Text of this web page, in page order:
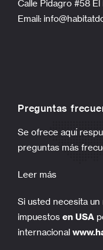
Calle Pidagro #58 El
Email:
Preguntas
Se ofrece aquí
preguntas más
Leer más
Si usted necesita
impuestos en USA
internacional